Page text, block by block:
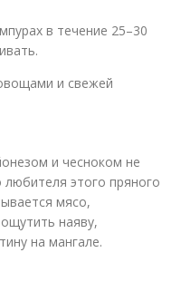
в течение 25–30
и свежей
и чесноком не
этого пряного
мясо,
наяву,
на мангале.